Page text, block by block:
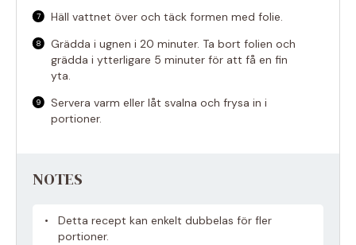
Häll vattnet över och täck formen med folie.
Grädda i ugnen i 20 minuter. Ta bort folien och
grädda i ytterligare 5 minuter för att få en fin
yta.
Servera varm eller låt svalna och frysa in i
portioner.
NOTES
Detta recept kan enkelt dubbelas för fler
portioner.